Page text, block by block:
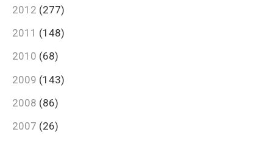
2012 (277)
2011 (148)
2010 (68)
2009 (143)
2008 (86)
2007 (26)